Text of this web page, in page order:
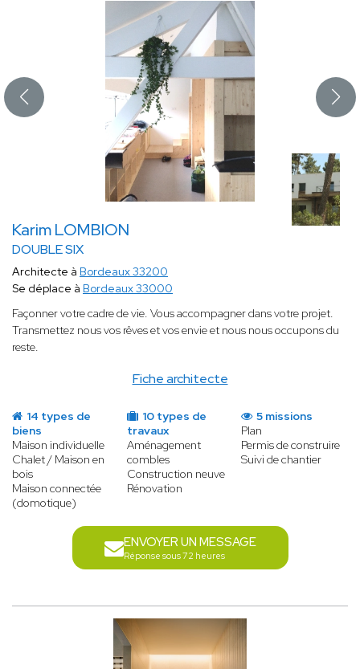
Karim LOMBION
DOUBLE SIX
Fiche architecte
Architecte à Bordeaux 33200
Se déplace à Bordeaux 33000
Façonner votre cadre de vie. Vous accompagner dans votre projet.
Transmettez nous vos rêves et vos envie et nous nous occupons du
reste.
14 types de
biens
Maison individuelle
Chalet / Maison en
bois
Maison connectée
(domotique)
10 types de
travaux
Aménagement
combles
Construction neuve
Rénovation
5 missions
Plan
Permis de construire
Suivi de chantier
ENVOYER UN MESSAGE
Réponse sous 72 heures